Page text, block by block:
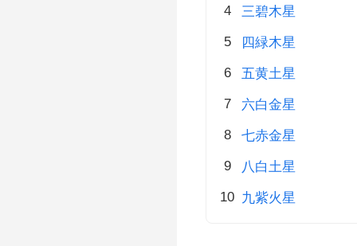
三碧木星
四緑木星
五黄土星
六白金星
七赤金星
八白土星
九紫火星